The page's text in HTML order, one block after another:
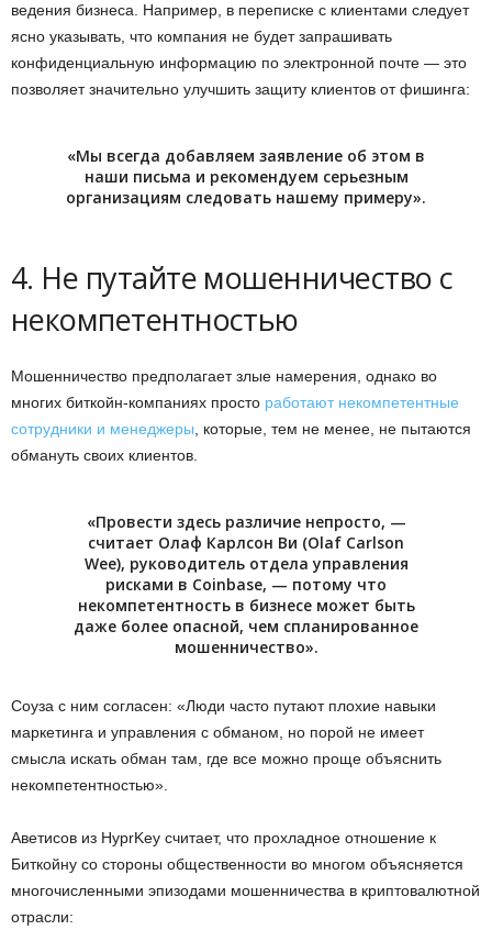
ведения бизнеса. Например, в переписке с клиентами следует
ясно указывать, что компания не будет запрашивать
конфиденциальную информацию по электронной почте — это
позволяет значительно улучшить защиту клиентов от фишинга:
«Мы всегда добавляем заявление об этом в
наши письма и рекомендуем серьезным
организациям следовать нашему примеру».
4. Не путайте мошенничество с
некомпетентностью
Мошенничество предполагает злые намерения, однако во
многих биткойн-компаниях просто работают некомпетентные
сотрудники и менеджеры, которые, тем не менее, не пытаются
обмануть своих клиентов.
«Провести здесь различие непросто, —
считает Олаф Карлсон Ви (Olaf Carlson
Wee), руководитель отдела управления
рисками в Coinbase, — потому что
некомпетентность в бизнесе может быть
даже более опасной, чем спланированное
мошенничество».
Соуза с ним согласен: «Люди часто путают плохие навыки
маркетинга и управления с обманом, но порой не имеет
смысла искать обман там, где все можно проще объяснить
некомпетентностью».
Аветисов из HyprKey считает, что прохладное отношение к
Биткойну со стороны общественности во многом объясняется
многочисленными эпизодами мошенничества в криптовалютной
отрасли: